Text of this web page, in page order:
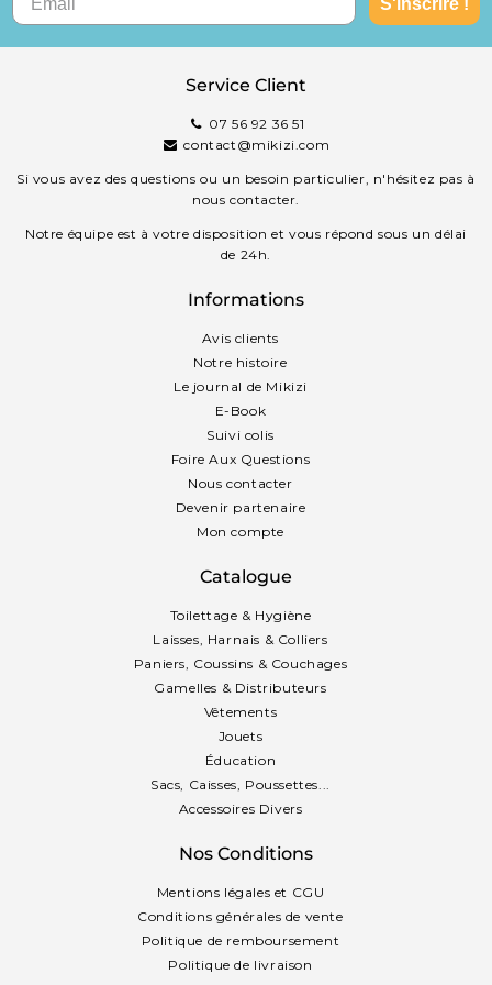
S'inscrire !
Service Client
07 56 92 36 51
contact@mikizi.com
Si vous avez des questions ou un besoin particulier, n'hésitez pas à
nous contacter.
Notre équipe est à votre disposition et vous répond sous un délai
de 24h.
Informations
Avis clients
Notre histoire
Le journal de Mikizi
E-Book
Suivi colis
Foire Aux Questions
Nous contacter
Devenir partenaire
Mon compte
Catalogue
Toilettage & Hygiène
Laisses, Harnais & Colliers
Paniers, Coussins & Couchages
Gamelles & Distributeurs
Vêtements
Jouets
Éducation
Sacs, Caisses, Poussettes...
Accessoires Divers
Nos Conditions
Mentions légales et CGU
Conditions générales de vente
Politique de remboursement
Politique de livraison